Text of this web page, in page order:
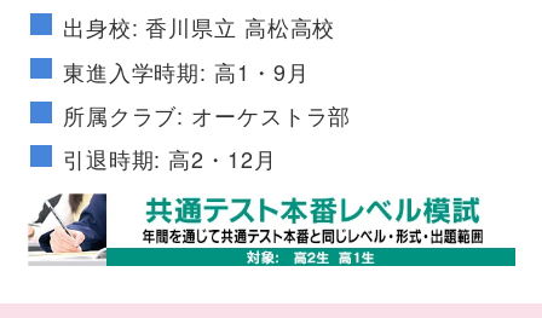
出身校: 香川県立 高松高校
東進入学時期: 高1・9月
所属クラブ: オーケストラ部
引退時期: 高2・12月